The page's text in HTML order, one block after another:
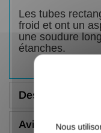
Les tubes
froid et ont un
une soudure
étanches.
Description
Avis (5.00/5)
Nous